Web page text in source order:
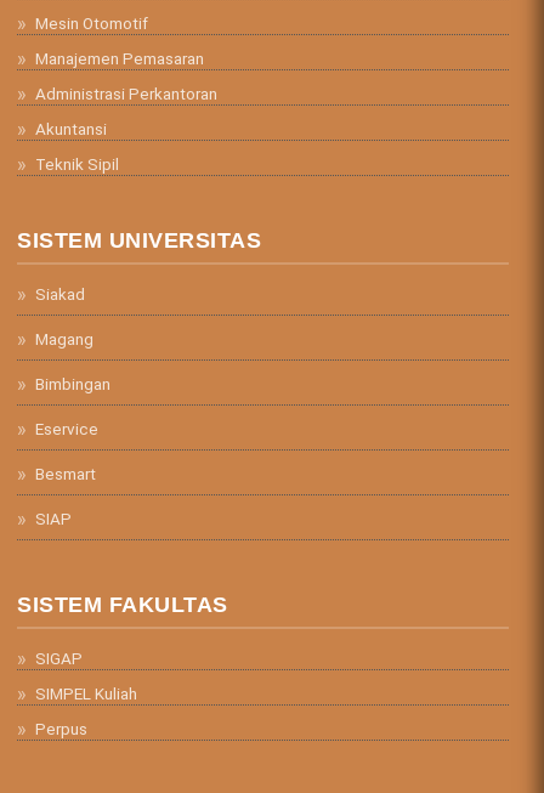
Mesin Otomotif
Manajemen Pemasaran
Administrasi Perkantoran
Akuntansi
Teknik Sipil
SISTEM UNIVERSITAS
Siakad
Magang
Bimbingan
Eservice
Besmart
SIAP
SISTEM FAKULTAS
SIGAP
SIMPEL Kuliah
Perpus